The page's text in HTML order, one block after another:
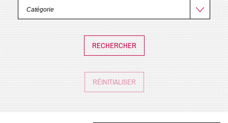
RÉINITIALISER